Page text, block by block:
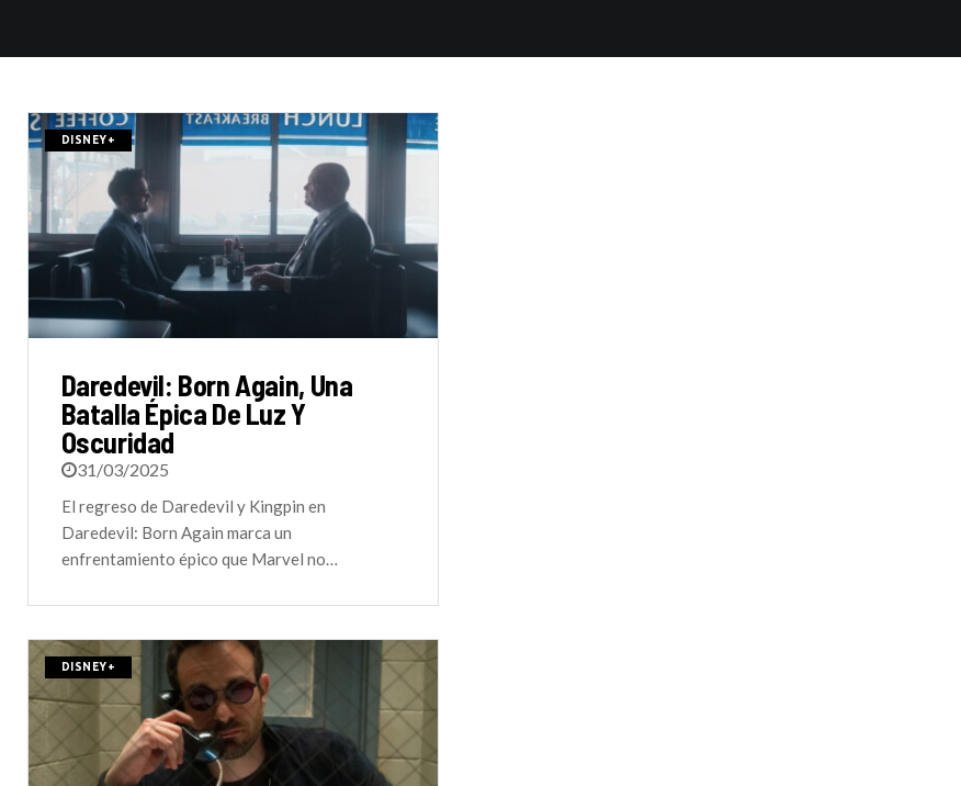
DISNEY+
Daredevil: Born Again, Una
Batalla Épica De Luz Y
Oscuridad
31/03/2025
El regreso de Daredevil y Kingpin en
Daredevil: Born Again marca un
enfrentamiento épico que Marvel no…
DISNEY+